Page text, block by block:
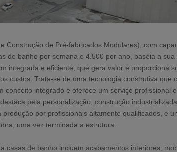
Construção de Pré-fabricados Modulares), com
de banho por semana e 4.500 por ano, baseia a
integrada e eficiente, que gera valor e proporciona
custos. Trata-se de uma tecnologia construtiva que
conceito integrado e oferece um serviço profissional
pela personalização, construção
produção por profissionais altamente qualificados, e
uma vez terminada a estrutura.
casas de banho incluem acabamentos interiores,